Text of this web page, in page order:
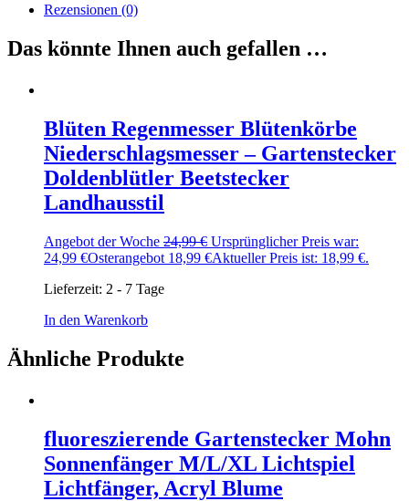
Rezensionen (0)
Das könnte Ihnen auch gefallen …
Blüten Regenmesser Blütenkörbe
Niederschlagsmesser – Gartenstecker
Doldenblütler Beetstecker
Landhausstil
Angebot der Woche 24,99€ Ursprünglicher Preis war:
24,99 €Osterangebot 18,99 €Aktueller Preis ist: 18,99 €.
Lieferzeit: 2 - 7 Tage
In den Warenkorb
Ähnliche Produkte
fluoreszierende Gartenstecker Mohn
Sonnenfänger M/L/XL Lichtspiel
Lichtfänger, Acryl Blume